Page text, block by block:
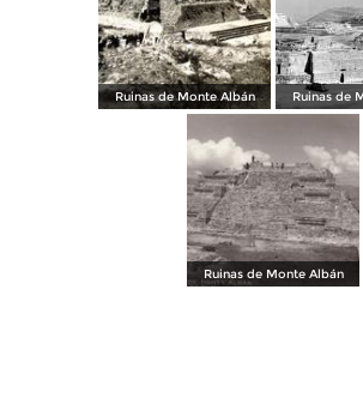
Ruinas de Monte Albán Ruinas de
Ruinas de Monte Albán